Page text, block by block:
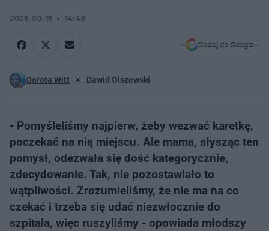
2025-09-15 14:46
Dodaj do Google
Dorota Witt Dawid Olszewski
- Pomyśleliśmy najpierw, żeby wezwać karetkę,
poczekać na nią miejscu. Ale mama, słysząc ten
pomysł, odezwała się dość kategorycznie,
zdecydowanie. Tak, nie pozostawiało to
wątpliwości. Zrozumieliśmy, że nie ma na co
czekać i trzeba się udać niezwłocznie do
szpitala, więc ruszyliśmy - opowiada młodszy